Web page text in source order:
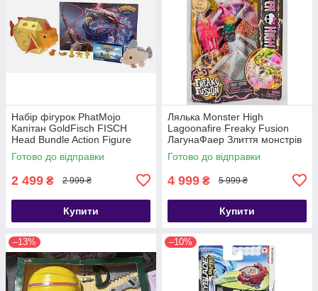
Набір фігурок PhatMojo
Капітан GoldFisch FISCH
Head Bundle Action Figure
Playset
Готово до відправки
2 499 ₴ 2 999 ₴
Купити
Лялька Monster High
Lagoonafire Freaky Fusion
ЛагунаФаер Злиття монстрів
Готово до відправки
4 999 ₴ 5 999 ₴
Купити
–13% –10%